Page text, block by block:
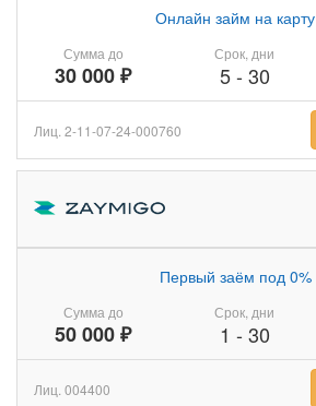
Сумма до
30 000 ₽
Онлайн займ на карту
Срок, дни
5- 30
Лиц. 2-11-07-24-000760
Сумма до
50 000 ₽
Первый заём под 0%
Срок, дни
1 - 30
Лиц. 004400